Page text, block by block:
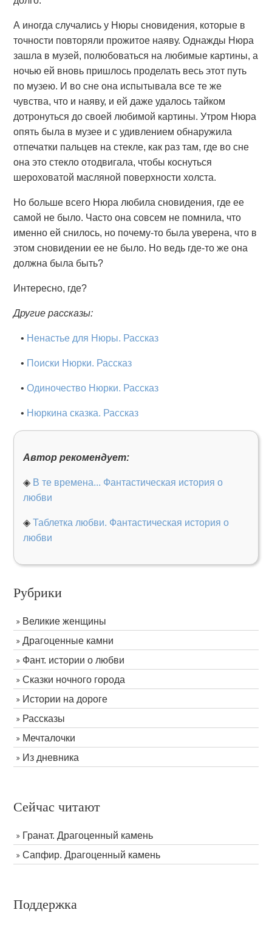
А иногда случались у Нюры сновидения, которые в
точности повторяли прожитое наяву. Однажды Нюра
зашла в музей, полюбоваться на любимые картины, а
ночью ей вновь пришлось проделать весь этот путь
по музею. И во сне она испытывала все те же
чувства, что и наяву, и ей даже удалось тайком
дотронуться до своей любимой картины. Утром Нюра
опять была в музее и с удивлением обнаружила
отпечатки пальцев на стекле, как раз там, где во сне
она это стекло отодвигала, чтобы коснуться
шероховатой масляной поверхности холста.
Но больше всего Нюра любила сновидения, где ее
самой не было. Часто она совсем не помнила, что
именно ей снилось, но почему-то была уверена, что в
этом сновидении ее не было. Но ведь где-то же она
должна была быть?
Интересно, где?
Другие рассказы:
• Ненастье для Нюры. Рассказ
• Поиски Нюрки. Рассказ
•Одиночество Нюрки. Рассказ
• Нюркина сказка. Рассказ
Автор рекомендует:
◈ В те времена... Фантастическая история о
любви
◈Таблетка любви. Фантастическая история о
любви
Рубрики
Великие женщины
Драгоценные камни
Фант. истории о любви
Сказки ночного города
Истории на дороге
Рассказы
Мечталочки
Из дневника
Сейчас читают
Гранат. Драгоценный камень
Сапфир. Драгоценный камень
Поддержка